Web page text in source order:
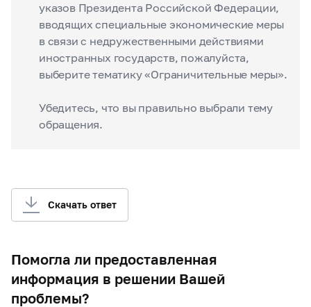
указов Президента Российской Федерации,
вводящих специальные экономические меры
в связи с недружественными действиями
иностранных государств, пожалуйста,
выберите тематику «Ограничительные меры».
Убедитесь, что вы правильно выбрали тему
обращения.
Скачать ответ
Помогла ли предоставленная
информация в решении Вашей
проблемы?